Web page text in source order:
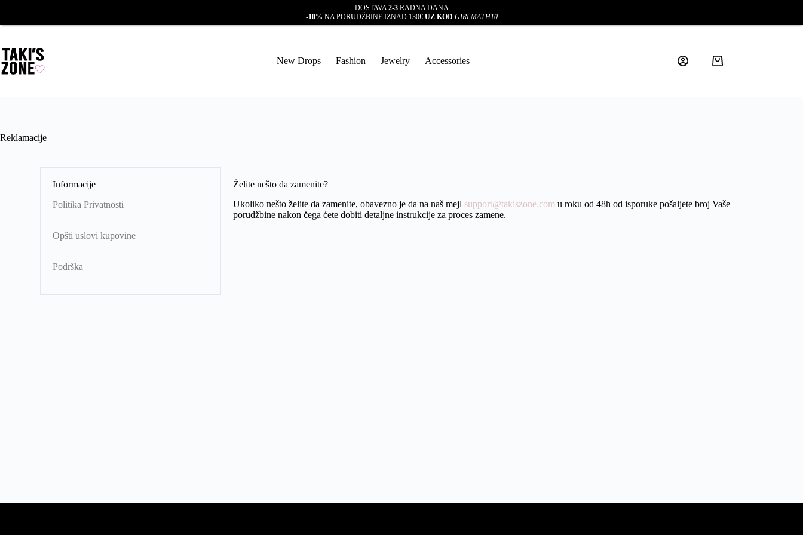
New Drops Fashion Jewelry Accessories
Reklamacije
Informacije
Politika Privatnosti
Opšti uslovi kupovine
Podrška
Želite nešto da zamenite?
Ukoliko nešto želite da zamenite, obavezno je da na naš mejl support@takiszone.com u roku od 48h od isporuke pošaljete broj Vaše
porudžbine nakon čega ćete dobiti detaljne instrukcije za proces zamene.
DOSTAVA2-3RADNA DANA
-10% NA PORUDŽBINE IZNAD 130€ UZ KOD GIRLMATH10